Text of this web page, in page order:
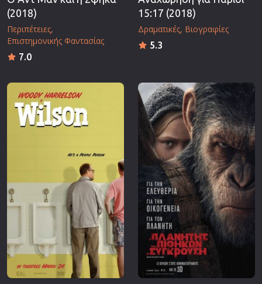
(2018)
Περιπέτειες
Επιστημονικής Φαντασίας
7.0
15:17 (2018)
Δραματικές Βιογραφίες
5.3